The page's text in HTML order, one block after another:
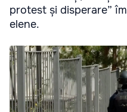
protest și disperare”
elene.